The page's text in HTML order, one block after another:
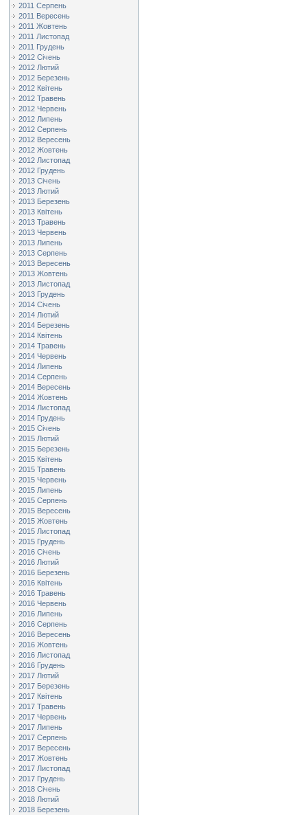
2011 Серпень
2011 Вересень
2011 Жовтень
2011 Листопад
2011 Грудень
2012 Січень
2012 Лютий
2012 Березень
2012 Квітень
2012 Травень
2012 Червень
2012 Липень
2012 Серпень
2012 Вересень
2012 Жовтень
2012 Листопад
2012 Грудень
2013 Січень
2013 Лютий
2013 Березень
2013 Квітень
2013 Травень
2013 Червень
2013 Липень
2013 Серпень
2013 Вересень
2013 Жовтень
2013 Листопад
2013 Грудень
2014 Січень
2014 Лютий
2014 Березень
2014 Квітень
2014 Травень
2014 Червень
2014 Липень
2014 Серпень
2014 Вересень
2014 Жовтень
2014 Листопад
2014 Грудень
2015 Січень
2015 Лютий
2015 Березень
2015 Квітень
2015 Травень
2015 Червень
2015 Липень
2015 Серпень
2015 Вересень
2015 Жовтень
2015 Листопад
2015 Грудень
2016 Січень
2016 Лютий
2016 Березень
2016 Квітень
2016 Травень
2016 Червень
2016 Липень
2016 Серпень
2016 Вересень
2016 Жовтень
2016 Листопад
2016 Грудень
2017 Лютий
2017 Березень
2017 Квітень
2017 Травень
2017 Червень
2017 Липень
2017 Серпень
2017 Вересень
2017 Жовтень
2017 Листопад
2017 Грудень
2018 Січень
2018 Лютий
2018 Березень